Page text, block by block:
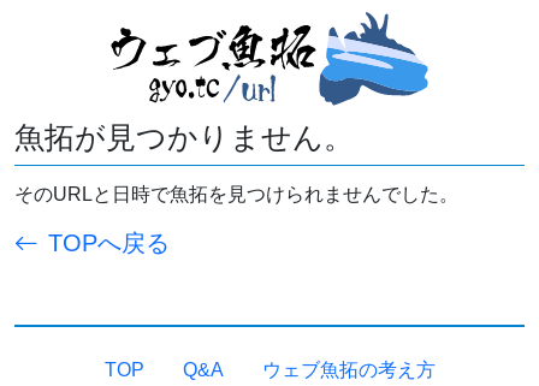
魚拓が見つかりません。
そのURLと日時で魚拓を見つけられませんでした。
TOPへ戻る
TOP Q&A ウェブ魚拓の考え方